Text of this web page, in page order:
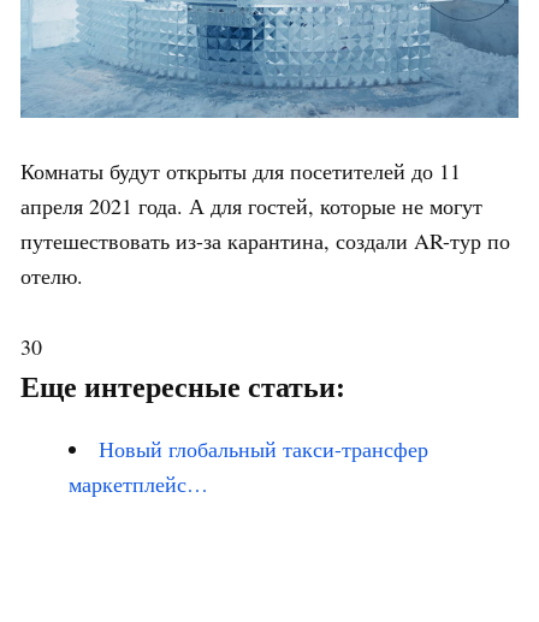
Комнаты будут открыты для посетителей до 11
апреля 2021 года. А для гостей, которые не могут
путешествовать из-за карантина, создали AR-тур по
отелю.
30
Еще интересные статьи:
Новый глобальный такси-трансфер
маркетплейс…